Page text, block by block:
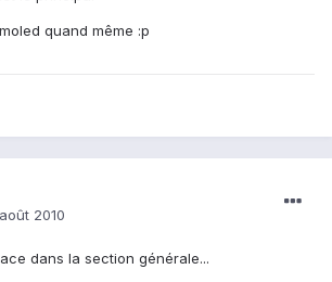
quand même :p
2010
dans la section générale...